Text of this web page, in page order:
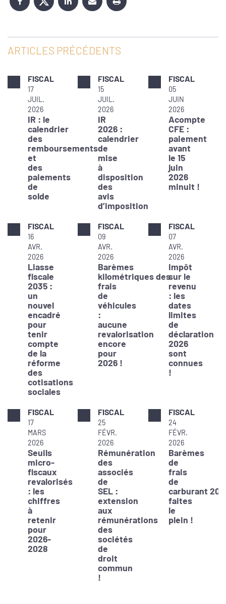
ARTICLES PRÉCÉDENTS
FISCAL
17
JUIL.
2026
IR : le
calendrier
des
remboursements
et
des
paiements
de
solde
FISCAL
15
JUIL.
2026
IR
2026 :
calendrier
de
mise
à
disposition
des
avis
d’imposition
FISCAL
05
JUIN
2026
Acompte
CFE :
paiement
avant
le 15
juin
2026
minuit !
FISCAL
16
AVR.
2026
Liasse
fiscale
2035 :
un
nouvel
encadré
pour
tenir
compte
de la
réforme
des
cotisations
sociales
FISCAL
09
AVR.
2026
Barèmes
kilométriques des
frais
de
véhicules
:
aucune
revalorisation
encore
pour
2026 !
FISCAL
07
AVR.
2026
Impôt
sur le
revenu
: les
dates
limites
de
déclaration
2026
sont
connues
!
FISCAL
17
MARS
2026
Seuils
micro-
fiscaux
revalorisés
: les
chiffres
à
retenir
pour
2026-
2028
FISCAL
25
FÉVR.
2026
Rémunération
des
associés
de
SEL :
extension
aux
rémunérations
des
sociétés
de
droit
commun
!
FISCAL
24
FÉVR.
2026
Barèmes
de
frais
de
carburant
faites
le
plein !